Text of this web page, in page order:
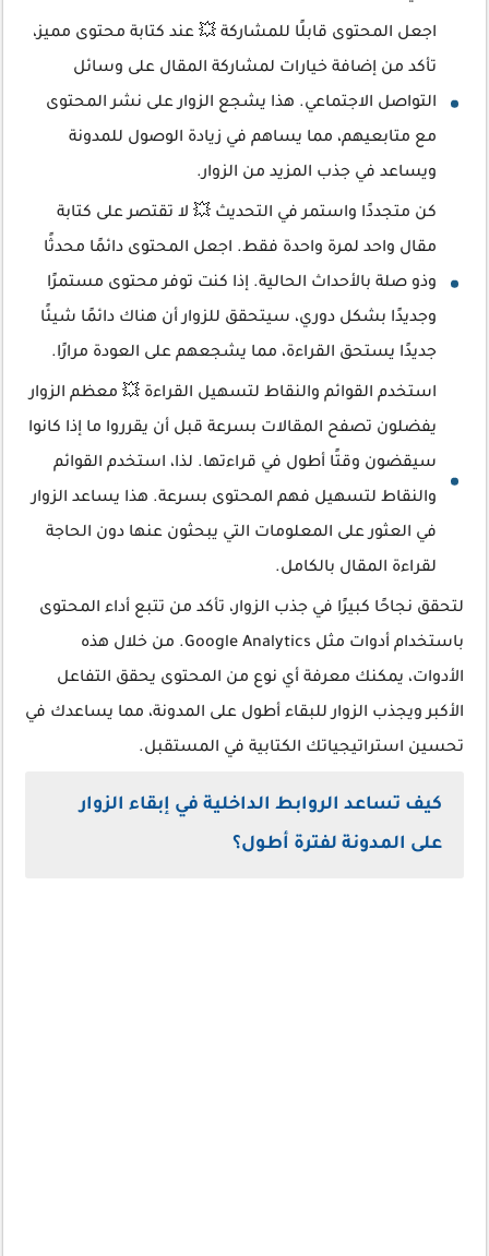
اجعل المحتوى قابلًا للمشاركة 💥 عند كتابة محتوى مميز،
تأكد من إضافة خيارات لمشاركة المقال على وسائل
التواصل الاجتماعي. هذا يشجع الزوار على نشر المحتوى
مع متابعيهم، مما يساهم في زيادة الوصول للمدونة
ويساعد في جذب المزيد من الزوار.
كن متجددًا واستمر في التحديث 💥 لا تقتصر على كتابة
مقال واحد لمرة واحدة فقط. اجعل المحتوى دائمًا محدثًا
وذو صلة بالأحداث الحالية. إذا كنت توفر محتوى مستمرًا
وجديدًا بشكل دوري، سيتحقق للزوار أن هناك دائمًا شيئًا
جديدًا يستحق القراءة، مما يشجعهم على العودة مرارًا.
استخدم القوائم والنقاط لتسهيل القراءة 💥 معظم الزوار
يفضلون تصفح المقالات بسرعة قبل أن يقرروا ما إذا كانوا
سيقضون وقتًا أطول في قراءتها. لذا، استخدم القوائم
والنقاط لتسهيل فهم المحتوى بسرعة. هذا يساعد الزوار
في العثور على المعلومات التي يبحثون عنها دون الحاجة
لقراءة المقال بالكامل.
لتحقق نجاحًا كبيرًا في جذب الزوار، تأكد من تتبع أداء المحتوى
باستخدام أدوات مثل Google Analytics. من خلال هذه
الأدوات، يمكنك معرفة أي نوع من المحتوى يحقق التفاعل
الأكبر ويجذب الزوار للبقاء أطول على المدونة، مما يساعدك في
تحسين استراتيجياتك الكتابية في المستقبل.
كيف تساعد الروابط الداخلية في إبقاء الزوار
على المدونة لفترة أطول؟